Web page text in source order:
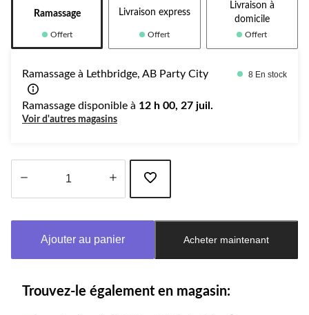
Ramassage
Offert
Livraison express
Offert
Livraison à
domicile
Offert
Ramassage à Lethbridge, AB Party City 8 En stock
Ramassage disponible à 12 h 00, 27 juil.
Voir d'autres magasins
à
Ajouter au panier Acheter maintenant
Trouvez-le également en magasin: